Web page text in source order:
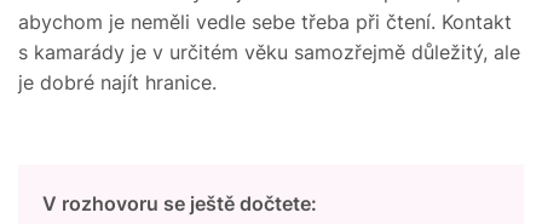
abychom je neměli vedle sebe třeba při čtení. Kontakt
s kamarády je v určitém věku samozřejmě důležitý, ale
je dobré najít hranice.
V rozhovoru se ještě dočtete: